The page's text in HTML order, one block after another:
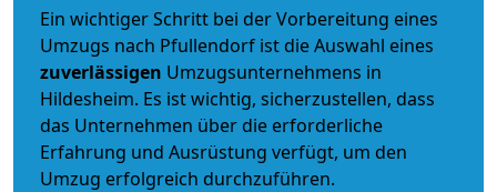
Ein wichtiger Schritt bei der Vorbereitung eines
Umzugs nach Pfullendorf ist die Auswahl eines
zuverlässigen Umzugsunternehmens in
Hildesheim. Es ist wichtig, sicherzustellen, dass
das Unternehmen über die erforderliche
Erfahrung und Ausrüstung verfügt, um den
Umzug erfolgreich durchzuführen.